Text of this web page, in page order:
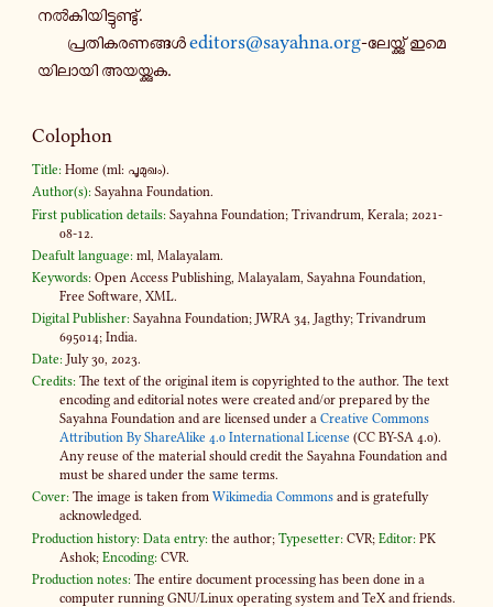
നൽ​കി​യി​ട്ടു​ണ്ടു്.
പ്ര​തി​ക​ര​ണ​ങ്ങൾeditors@sayahna.org-​ലേയ്ക്കു് ഇമെ​
യി​ലാ​യി അയ​യ്ക്കുക.
Colophon
Title: Home (ml: പൂ​മു​ഖം).
Author(s): Sayahna Foundation.
First publication details: Sayahna Foundation; Trivandrum, Kerala; 2021-
08-12.
Deafult language: ml, Malayalam.
Keywords: Open Access Publishing, Malayalam, Sayahna Foundation,
Free Software, XML.
Digital Publisher: Sayahna Foundation; JWRA 34, Jagthy; Trivandrum
695014; India.
Date: July 30, 2023.
Credits: The text of the original item is copyrighted to the author. The text
encoding and editorial notes were created and​/or prepared by the
Sayahna Foundation and are licensed under aCreative Commons
Attribution By ShareAlike 4​.0 International License (CC BY-SA 4​.0).
Any reuse of the material should credit the Sayahna Foundation and
must be shared under the same terms.
Cover: The image is taken fromWikimedia Commons and is gratefully
acknowledged.
Production history: Data entry: the author;Typesetter: CVR;Editor: PK
Ashok;Encoding: CVR.
Production notes: The entire document processing has been done in a
computer running GNU/Linux operating system and TeX and friends.